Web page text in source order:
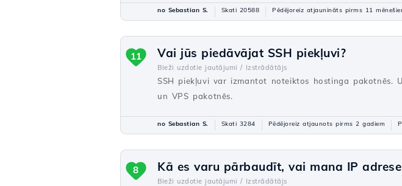
no Sebastian S. Skati 20588 Pēdējoreiz atjaunināts pirms 11
Vai jūs piedāvājat SSH piekļuvi?
Bieži uzdotie jautājumi / Izstrādātājs
SSH piekļuvi var izmantot noteiktos hostinga pakotnēs.
un VPS pakotnēs.
11
no Sebastian S. Skati 3284 Pēdējoreiz atjaunots pirms 2 gadiem
Kā es varu pārbaudīt, vai mana IP
Bieži uzdotie jautājumi / Izstrādātājs
8